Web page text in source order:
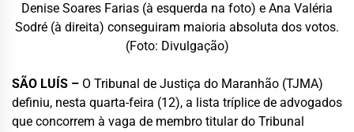
Denise Soares Farias (à esquerda na foto) e Ana Valéria
Sodré (à direita) conseguiram maioria absoluta dos votos.
(Foto: Divulgação)
SÃO LUÍS – O Tribunal de Justiça do Maranhão (TJMA)
definiu, nesta quarta-feira (12), a lista tríplice de advogados
que concorrem à vaga de membro titular do Tribunal